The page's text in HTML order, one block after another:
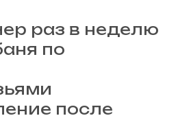
раз в неделю
по
после